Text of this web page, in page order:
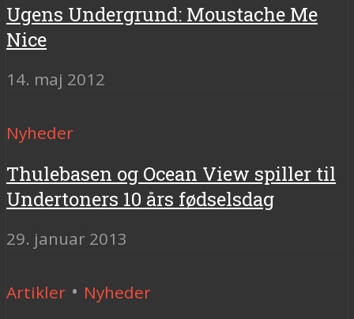
Ugens Undergrund: Moustache Me
Nice
14. maj 2012
Nyheder
Thulebasen og Ocean View spiller til
Undertoners 10 års fødselsdag
29. januar 2013
Artikler • Nyheder